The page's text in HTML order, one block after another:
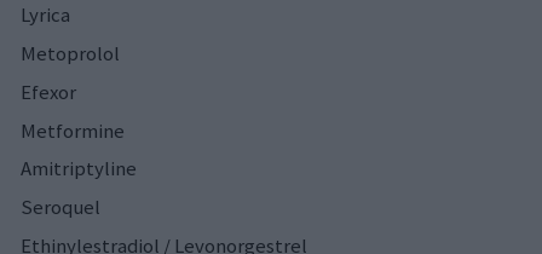
Lyrica
Metoprolol
Efexor
Metformine
Amitriptyline
Seroquel
Ethinylestradiol / Levonorgestrel